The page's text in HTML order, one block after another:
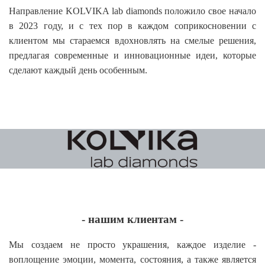
Направление KOLVIKA lab diamonds положило свое начало
в 2023 году, и с тех пор в каждом соприкосновении с
клиентом мы стараемся вдохновлять на смелые решения,
предлагая современные и инновационные идеи, которые
сделают каждый день особенным.
- нашим клиентам -
Мы создаем не просто украшения, каждое изделие -
воплощение эмоции, момента, состояния, а также является